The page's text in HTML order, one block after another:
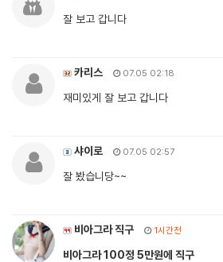
잘 보고 갑니다
카리스 07.05 02:18
재미있게 잘 보고 갑니다
샤이로 07.05 02:57
잘 봤습니당~~
비아그라 직구 1시간전
비아그라 100정 5만원에 직구